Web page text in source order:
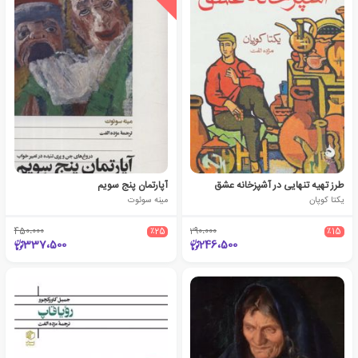
طرز تهیه تنهایی در آشپزخانه عشق
یکتا کوپان
٪15 290،000
246،500
آپارتمان پنج سویم
مینه سوئوت
٪25 450،000
337،500